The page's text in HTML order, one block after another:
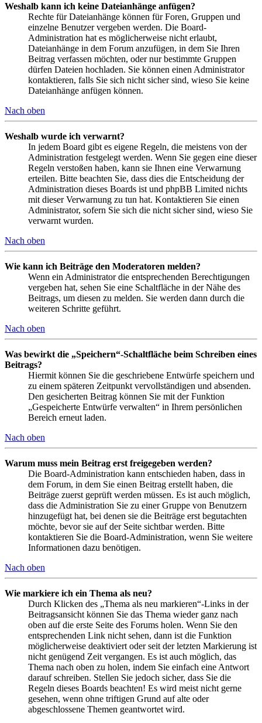
Weshalb kann ich keine Dateianhänge anfügen?
Rechte für Dateianhänge können für Foren, Gruppen und
einzelne Benutzer vergeben werden. Die Board-
Administration hat es möglicherweise nicht erlaubt,
Dateianhänge in dem Forum anzufügen, in dem Sie Ihren
Beitrag verfassen möchten, oder nur bestimmte Gruppen
dürfen Dateien hochladen. Sie können einen Administrator
kontaktieren, falls Sie sich nicht sicher sind, wieso Sie keine
Dateianhänge anfügen können.
Nach oben
Weshalb wurde ich verwarnt?
In jedem Board gibt es eigene Regeln, die meistens von der
Administration festgelegt werden. Wenn Sie gegen eine dieser
Regeln verstoßen haben, kann sie Ihnen eine Verwarnung
erteilen. Bitte beachten Sie, dass dies die Entscheidung der
Administration dieses Boards ist und phpBB Limited nichts
mit dieser Verwarnung zu tun hat. Kontaktieren Sie einen
Administrator, sofern Sie sich die nicht sicher sind, wieso Sie
verwarnt wurden.
Nach oben
Wie kann ich Beiträge den Moderatoren melden?
Wenn ein Administrator die entsprechenden Berechtigungen
vergeben hat, sehen Sie eine Schaltfläche in der Nähe des
Beitrags, um diesen zu melden. Sie werden dann durch die
weiteren Schritte geführt.
Nach oben
Was bewirkt die „Speichern“-Schaltfläche beim Schreiben eines
Beitrags?
Hiermit können Sie die geschriebene Entwürfe speichern und
zu einem späteren Zeitpunkt vervollständigen und absenden.
Den gesicherten Beitrag können Sie mit der Funktion
„Gespeicherte Entwürfe verwalten“ in Ihrem persönlichen
Bereich erneut laden.
Nach oben
Warum muss mein Beitrag erst freigegeben werden?
Die Board-Administration kann entschieden haben, dass in
dem Forum, in dem Sie einen Beitrag erstellt haben, die
Beiträge zuerst geprüft werden müssen. Es ist auch möglich,
dass die Administration Sie zu einer Gruppe von Benutzern
hinzugefügt hat, bei denen sie die Beiträge erst begutachten
möchte, bevor sie auf der Seite sichtbar werden. Bitte
kontaktieren Sie die Board-Administration, wenn Sie weitere
Informationen dazu benötigen.
Nach oben
Wie markiere ich ein Thema als neu?
Durch Klicken des „Thema als neu markieren“-Links in der
Beitragsansicht können Sie das Thema wieder ganz nach
oben auf die erste Seite des Forums holen. Wenn Sie den
entsprechenden Link nicht sehen, dann ist die Funktion
möglicherweise deaktiviert oder seit der letzten Markierung ist
nicht genügend Zeit vergangen. Es ist auch möglich, das
Thema nach oben zu holen, indem Sie einfach eine Antwort
darauf schreiben. Stellen Sie jedoch sicher, dass Sie die
Regeln dieses Boards beachten! Es wird meist nicht gerne
gesehen, wenn ohne triftigen Grund auf alte oder
abgeschlossene Themen geantwortet wird.